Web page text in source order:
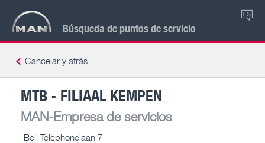
Búsqueda de puntos de servicio
ES
Cancelar y atrás
MTB - FILIAAL KEMPEN
MAN-Empresa de servicios
Bell Telephonelaan 7